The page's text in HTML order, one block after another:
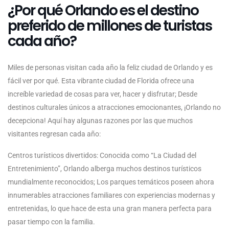
¿Por qué Orlando es el destino
preferido de millones de turistas
cada año?
Miles de personas visitan cada año la feliz ciudad de Orlando y es
fácil ver por qué. Esta vibrante ciudad de Florida ofrece una
increíble variedad de cosas para ver, hacer y disfrutar; Desde
destinos culturales únicos a atracciones emocionantes, ¡Orlando no
decepciona! Aquí hay algunas razones por las que muchos
visitantes regresan cada año:
Centros turísticos divertidos: Conocida como “La Ciudad del
Entretenimiento”, Orlando alberga muchos destinos turísticos
mundialmente reconocidos; Los parques temáticos poseen ahora
innumerables atracciones familiares con experiencias modernas y
entretenidas, lo que hace de esta una gran manera perfecta para
pasar tiempo con la familia.